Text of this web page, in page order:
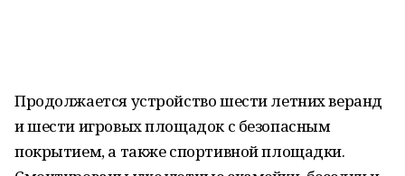
Продолжается устройство шести летних веранд
и шести игровых площадок с безопасным
покрытием, а также спортивной площадки.